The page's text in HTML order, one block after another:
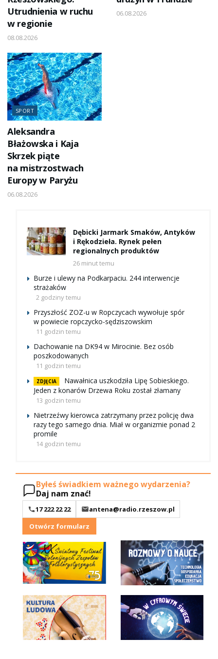
Utrudnienia w ruchu
w regionie
08.08.2026
06.08.2026
SPORT
Aleksandra
Błażowska i Kaja
Skrzek piąte
na mistrzostwach
Europy w Paryżu
06.08.2026
Dębicki Jarmark Smaków, Antyków
i Rękodzieła. Rynek pełen
regionalnych produktów
26 minut temu
Burze i ulewy na Podkarpaciu. 244 interwencje
strażaków
2 godziny temu
Przyszłość ZOZ-u w Ropczycach wywołuje spór
w powiecie ropczycko-sędziszowskim
11 godzin temu
Dachowanie na DK94 w Mirocinie. Bez osób
poszkodowanych
11 godzin temu
ZDJĘCIA
Nawałnica uszkodziła Lipę Sobieskiego.
Jeden z konarów Drzewa Roku został złamany
13 godzin temu
Nietrzeźwy kierowca zatrzymany przez policję dwa
razy tego samego dnia. Miał w organizmie ponad 2
promile
14 godzin temu
Byłeś świadkiem ważnego wydarzenia?
Daj nam znać!
17 222 22 22
antena@radio.rzeszow.pl
Otwórz formularz